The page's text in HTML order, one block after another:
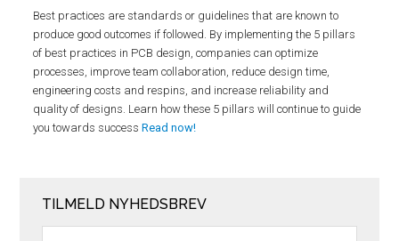
Best practices are standards or guidelines that are known to
produce good outcomes if followed. By implementing the 5 pillars
of best practices in PCB design, companies can optimize
processes, improve team collaboration, reduce design time,
engineering costs and respins, and increase reliability and
quality of designs. Learn how these 5 pillars will continue to guide
you towards successRead now!
TILMELD NYHEDSBREV